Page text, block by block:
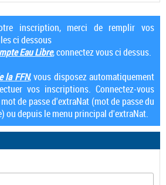
inscription, merci de remplir vos
ci dessous
Eau Libre, connectez vous ci dessus.
la FFN, vous disposez automatiquement
vos inscriptions. Connectez-vous
de passe d'extraNat (mot de passe du
ou depuis le menu principal d'extraNat.